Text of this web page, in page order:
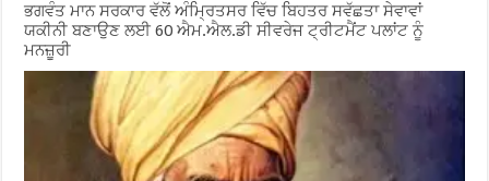
ਭਗਵੰਤ ਮਾਨ ਸਰਕਾਰ ਵੱਲੋਂ ਅੰਮ੍ਰਿਤਸਰ ਵਿੱਚ ਬਿਹਤਰ ਸਵੱਛਤਾ ਸੇਵਾਵਾਂ
ਯਕੀਨੀ ਬਣਾਉਣ ਲਈ 60 ਐਮ.ਐਲ.ਡੀ ਸੀਵਰੇਜ ਟ੍ਰੀਟਮੈਂਟ ਪਲਾਂਟ ਨੂੰ
ਮਨਜ਼ੂਰੀ